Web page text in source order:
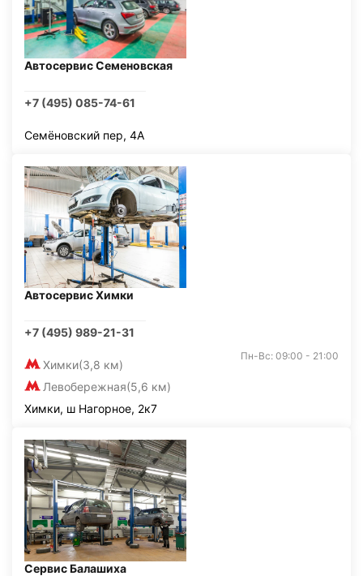
Автосервис Семеновская
+7 (495) 085-74-61
Семёновский пер, 4А
Автосервис Химки
+7 (495) 989-21-31
Химки(3,8 км)
Левобережная(5,6 км)
Пн-Вс: 09:00 - 21:00
Химки, ш Нагорное, 2к7
Сервис Балашиха